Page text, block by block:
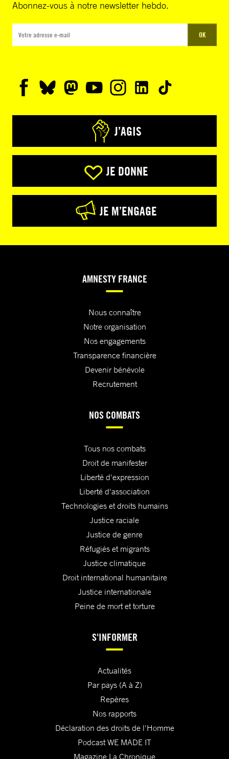
Abonnez-vous à notre newsletter hebdo.
OK
J’AGIS
JE DONNE
JE M’ENGAGE
AMNESTY FRANCE
Nous connaître
Notre organisation
Nos engagements
Transparence financière
Devenir bénévole
Recrutement
NOS COMBATS
Tous nos combats
Droit de manifester
Liberté d'expression
Liberté d'association
Technologies et droits humains
Justice raciale
Justice de genre
Réfugiés et migrants
Justice climatique
Droit international humanitaire
Justice internationale
Peine de mort et torture
S'INFORMER
Actualités
Par pays (A à Z)
Repères
Nos rapports
Déclaration des droits de l'Homme
Podcast WE MADE IT
Magazine La Chronique